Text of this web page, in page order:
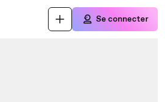
Se connecter